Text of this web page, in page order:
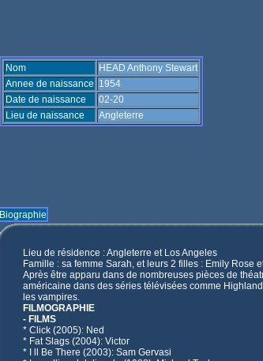
Nom
HEAD Anthony Stewart
Annee de naissance 1954
Date de naissance
02-20
Lieu de naissance
Angleterre
Biographie
Lieu de résidence : Angleterre et Los Angeles
Famille : sa femme Sarah, et leurs 2 filles : Emily Rose
Après être apparu dans de nombreuses pièces de
américaine dans des séries télévisées comme
les vampires.
FILMOGRAPHIE
- FILMS
* Click (2005): Ned
* Fat Slags (2004): Victor
* I ll Be There (2003): Sam Gervasi